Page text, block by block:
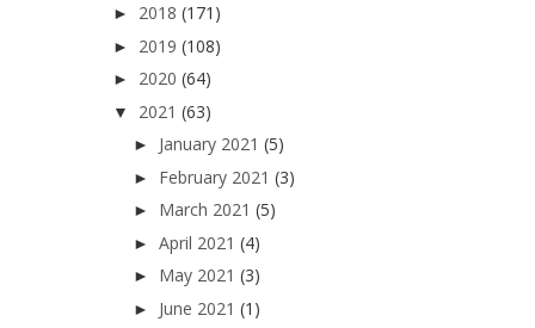
► 2018 (171)
► 2019 (108)
► 2020 (64)
▼ 2021 (63)
► January 2021 (5)
► February 2021 (3)
► March 2021 (5)
► April 2021 (4)
► May 2021 (3)
► June 2021 (1)